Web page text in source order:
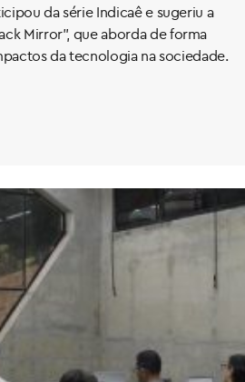
da série Indicaê e sugeriu a
Mirror”, que aborda de forma
da tecnologia na sociedade.